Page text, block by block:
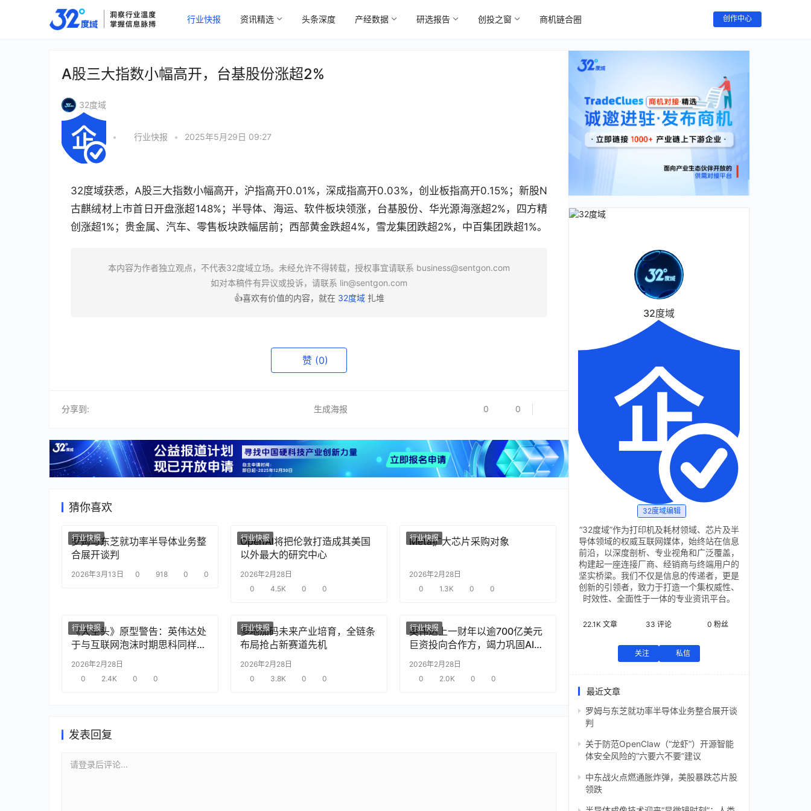
行业快报 资讯精选 头条深度 产经数据 研选报告 创投之窗 商机链合圈 创作中心
A股三大指数小幅高开，台基股份涨超2%
32度域
• 行业快报 • 2025年5月29日 09:27
32度域获悉，A股三大指数小幅高开，沪指高开0.01%，深成指高开0.03%，创业板指高开0.15%；新股N
古麒绒材上市首日开盘涨超148%；半导体、海运、软件板块领涨，台基股份、华光源海涨超2%，四方精
创涨超1%；贵金属、汽车、零售板块跌幅居前；西部黄金跌超4%，雪龙集团跌超2%，中百集团跌超1%。
本内容为作者独立观点，不代表32度域立场。未经允许不得转载，授权事宜请联系 business@sentgon.com
如对本稿件有异议或投诉，请联系 lin@sentgon.com
👍喜欢有价值的内容，就在 32度域扎堆
赞 (0)
分享到: 生成海报 0 0
猜你喜欢
行业快报
罗姆与东芝就功率半导体业务整
合展开谈判
2026年3月13日 0 918 0 0
行业快报
OpenAI将把伦敦打造成其美国
以外最大的研究中心
2026年2月28日
0
4.5K 0 0
行业快报
Meta扩大芯片采购对象
2026年2月28日
0
1.3K 0 0
行业快报
《大空头》原型警告：英伟达处
于与互联网泡沫时期思科同样的
“危险境地”
2026年2月28日
0
2.4K 0 0
行业快报
多地加码未来产业培育，全链条
布局抢占新赛道先机
2026年2月28日
0
3.8K 0 0
行业快报
英伟达上一财年以逾700亿美元
巨资投向合作方，竭力巩固AI芯
片需求
2026年2月28日
0
2.0K 0 0
发表回复
请登录后评论...
32度域
32度域编辑
“32度域”作为打印机及耗材领域、芯片及半
导体领域的权威互联网媒体，始终站在信息
前沿，以深度剖析、专业视角和广泛覆盖，
构建起一座连接厂商、经销商与终端用户的
坚实桥梁。我们不仅是信息的传递者，更是
创新的引领者，致力于打造一个集权威性、
时效性、全面性于一体的专业资讯平台。
22.1K 文章 33 评论 0 粉丝
关注 私信
最近文章
罗姆与东芝就功率半导体业务整合展开谈
判
关于防范OpenClaw（“龙虾”）开源智能
体安全风险的“六要六不要”建议
中东战火点燃通胀炸弹，美股暴跌芯片股
领跌